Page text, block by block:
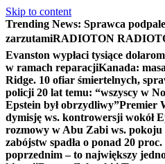
Skip to content
Trending News: Sprawca
zarzutamiRADIOTON
Evanston wypłaci tysiące
w ramach reparacjiKanada:
Ridge. 10 ofiar śmiertelnych,
policji 20 lat temu: “wszyscy w
Epstein był obrzydliwy”Premier
dymisję ws. kontrowersji wokół
rozmowy w Abu Zabi ws.
zabójstw spadła o ponad 20
poprzednim – to największy